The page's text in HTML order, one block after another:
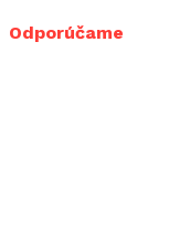
Odporúčame